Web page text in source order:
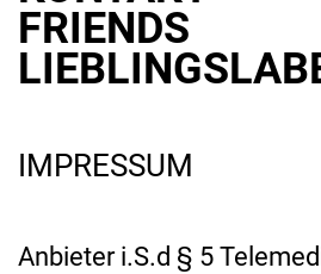
FRIENDS
IMPRESSUM
Anbieter i.S.d § 5